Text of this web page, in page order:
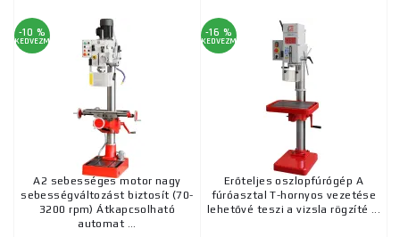
-10 %
KEDVEZMÉNY
A2 sebességes motor nagy
sebességváltozást biztosít (70-
3200 rpm) Átkapcsolható
automat ...
-16 %
KEDVEZMÉNY
Erőteljes oszlopfúrógép A
fúróasztal T-hornyos vezetése
lehetővé teszi a vizsla rögzíté ...